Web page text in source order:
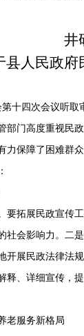
井
县人民政
十四次会议听取
部门高度重视民
力保障了困难群
要拓展民政宣传
会影响力。二
开展民政法律法
释、详细宣传，
老服务新格局